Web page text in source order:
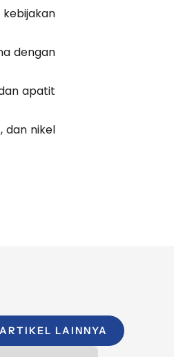
dengan
apatit
dan nikel
ARTIKEL LAINNYA